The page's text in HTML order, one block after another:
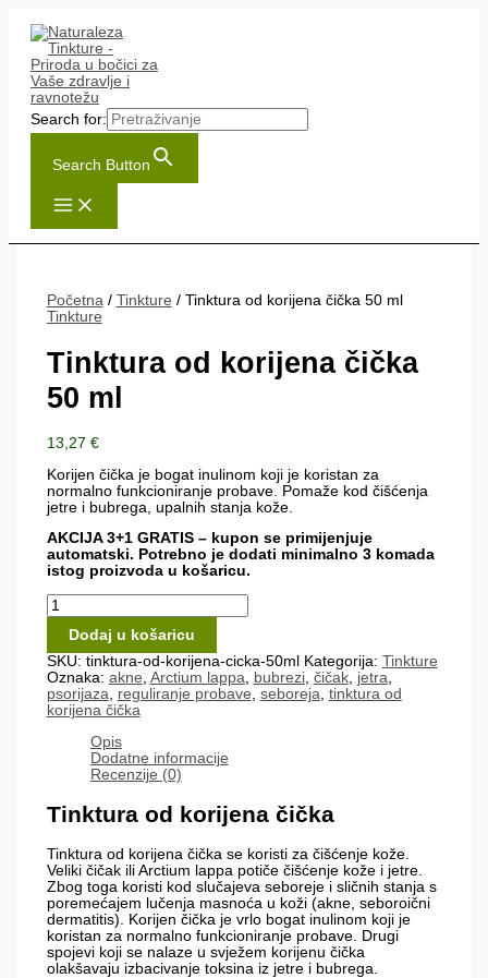
content
Search for:
Search Button
Početna/ Tinkture / Tinktura od korijena čička 50 ml
Tinkture
Tinktura od korijena čička
50 ml
13,27 €
Korijen čička je bogat inulinom koji je koristan za
normalno funkcioniranje probave. Pomaže kod čišćenja
jetre i bubrega, upalnih stanja kože.
AKCIJA 3+1 GRATIS – kupon se primijenjuje
automatski. Potrebno je dodati minimalno 3 komada
istog proizvoda u košaricu.
Tinktura
od
korijena
čička
50
ml
količina
Dodaj u košaricu
SKU: tinktura-od-korijena-cicka-50ml Kategorija: Tinkture
Oznaka: akne Arctium lappa bubrezi, čičak, jetra
psorijaza
reguliranje probave seboreja tinktura od
korijena čička
Opis
Dodatne informacije
Recenzije (0)
Tinktura od korijena čička
Tinktura od korijena čička se koristi za čišćenje kože.
Veliki čičak ili Arctium lappa potiče čišćenje kože i jetre.
Zbog toga koristi kod slučajeva seboreje i sličnih stanja s
poremećajem lučenja masnoća u koži (akne, seboroični
dermatitis). Korijen čička je vrlo bogat inulinom koji je
koristan za normalno funkcioniranje probave. Drugi
spojevi koji se nalaze u svježem korijenu čička
olakšavaju izbacivanje toksina iz jetre i bubrega.